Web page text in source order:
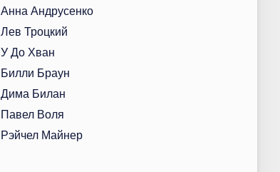
Анна Андрусенко
Лев Троцкий
У До Хван
Билли Браун
Дима Билан
Павел Воля
Рэйчел Майнер